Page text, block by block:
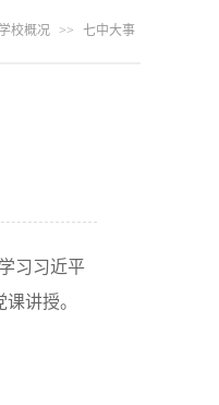
校概况 >> 七中大事
习习近平
讲授。